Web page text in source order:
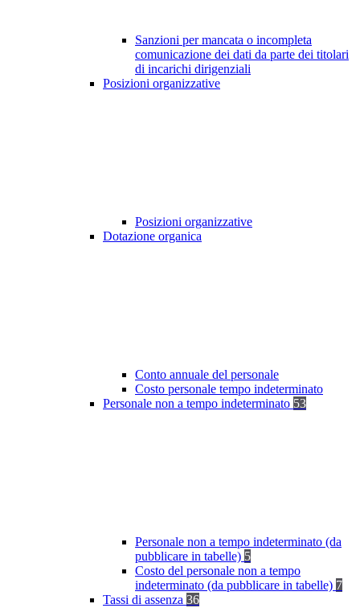
Sanzioni per mancata o incompleta
comunicazione dei dati da parte dei titolari
di incarichi dirigenziali
Posizioni organizzative
Posizioni organizzative
Dotazione organica
Conto annuale del personale
Costo personale tempo indeterminato
Personale non a tempo indeterminato 53
Personale non a tempo indeterminato (da
pubblicare in tabelle) 5
Costo del personale non a tempo
indeterminato (da pubblicare in tabelle) 7
Tassi di assenza 36